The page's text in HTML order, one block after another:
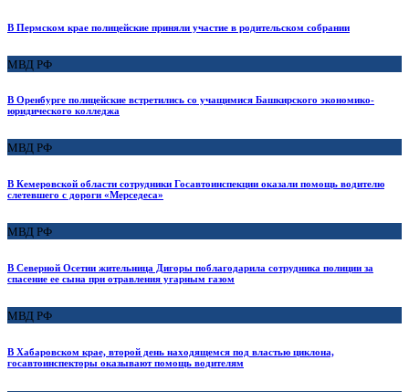
В Пермском крае полицейские приняли участие в родительском собрании
МВД РФ
В Оренбурге полицейские встретились со учащимися Башкирского экономико-
юридического колледжа
МВД РФ
В Кемеровской области сотрудники Госавтоинспекции оказали помощь водителю
слетевшего с дороги «Мерседеса»
МВД РФ
В Северной Осетии жительница Дигоры поблагодарила сотрудника полиции за
спасение ее сына при отравления угарным газом
МВД РФ
В Хабаровском крае, второй день находящемся под властью циклона,
госавтоинспекторы оказывают помощь водителям